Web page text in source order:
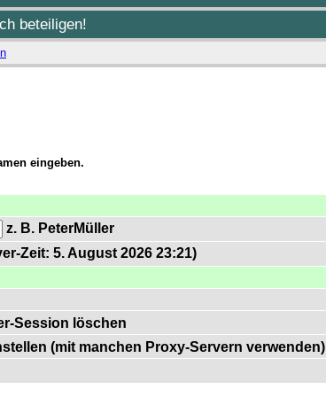
beteiligen!
eingeben.
z. B. PeterMüller
Zeit: 5. August 2026 23:21)
Session löschen
(mit manchen Proxy-Servern verwenden)